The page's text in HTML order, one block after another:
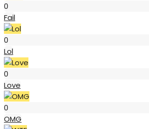
0
Fail
0
Lol
0
Love
0
OMG